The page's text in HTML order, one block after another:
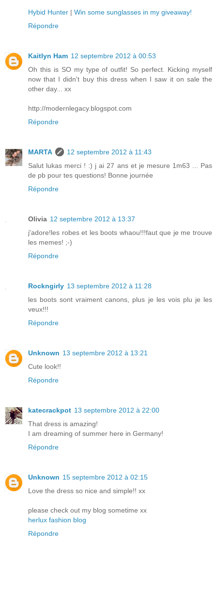
Hybid Hunter | Win some sunglasses in my giveaway!
Répondre
Kaitlyn Ham 12 septembre 2012 à 00:53
Oh this is SO my type of outfit! So perfect. Kicking myself
now that I didn't buy this dress when I saw it on sale the
other day... xx
http://modernlegacy.blogspot.com
Répondre
MARTA
12 septembre 2012 à 11:43
Salut lukas merci ! :) j ai 27 ans et je mesure 1m63 ... Pas
de pb pour tes questions! Bonne journée
Répondre
Olivia 12 septembre 2012 à 13:37
j'adore!les robes et les boots whaou!!!faut que je me trouve
les memes! ;-)
Répondre
Rockngirly 13 septembre 2012 à 11:28
les boots sont vraiment canons, plus je les vois plu je les
veux!!!
Répondre
Unknown 13 septembre 2012 à 13:21
Cute look!!
Répondre
katecrackpot 13 septembre 2012 à 22:00
That dress is amazing!
I am dreaming of summer here in Germany!
Répondre
Unknown 15 septembre 2012 à 02:15
Love the dress so nice and simple!! xx
please check out my blog sometime xx
herlux fashion blog
Répondre